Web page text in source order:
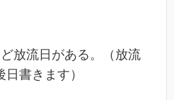
放流日がある。（放流
書きます）